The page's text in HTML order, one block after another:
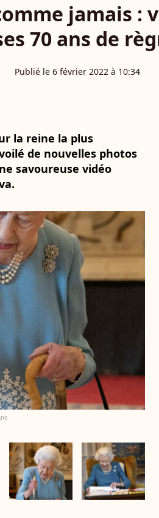
jamais :
70 ans de
Publié le 6 février 2022 à 10:34
la reine la plus
de nouvelles photos
savoureuse vidéo